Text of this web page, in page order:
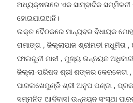
ଅଧ୍ୟକ୍ଷତାରେ ଏକ ସାମ୍ବାଦିକ
ହୋଇଯାଇଅଛି।
ଉକ୍ତ ବୈଠକରେ ମାନ୍ୟବର ବିଧାୟକ
ଗମାଙ୍ଗ , ଜିଲ୍ଲାପାଳ ଶ୍ରୀମତୀ ମଧୁମିତା
ଫାଲଗୁନୀ ମାଝୀ , ମୁଖ୍ୟ ଉନ୍ନୟନ ଅଧିକାରୀ
ଜିଲ୍ଲା-ପରିଷଦ ଶ୍ରୀ ଶଙ୍କର କେରକେଟା ,
ପାରଳାଖେମୁଣ୍ଡି ଶ୍ରୀ ଅନୁପ ପଣ୍ଡା ,